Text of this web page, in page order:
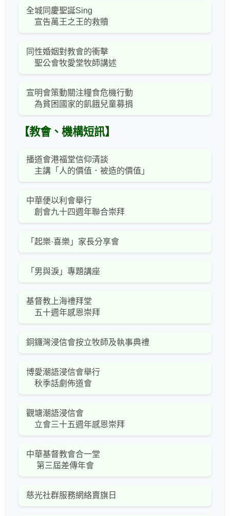
全城同慶聖誕Sing
宣告萬王之王的救贖
同性婚姻對教會的衝擊
聖公會牧愛堂牧師講述
宣明會策動關注糧食危機行動
為貧困國家的飢餓兒童募捐
【教會、機構短訊】
播道會港福堂信仰清談
主講「人的價值．被造的價值」
中華便以利會舉行
創會九十四週年聯合崇拜
「起樂·喜樂」家長分享會
「男與淚」專題講座
基督教上海禮拜堂
五十週年感恩崇拜
銅鑼灣浸信會按立牧師及執事典禮
博愛潮語浸信會舉行
秋季話劇佈道會
觀塘潮語浸信會
立會三十五週年感恩崇拜
中華基督教會合一堂
第三屆差傳年會
慈光社群服務網絡賣旗日